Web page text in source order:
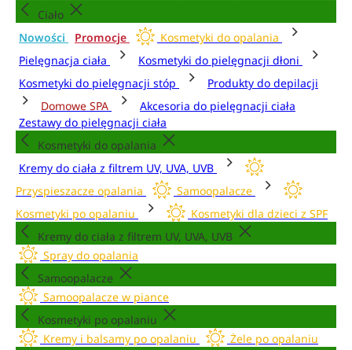
Ciało
Nowości
Promocje
Kosmetyki do opalania
Pielęgnacja ciała
Kosmetyki do pielęgnacji dłoni
Kosmetyki do pielęgnacji stóp
Produkty do depilacji
Domowe SPA
Akcesoria do pielęgnacji ciała
Zestawy do pielęgnacji ciała
Kosmetyki do opalania
Kremy do ciała z filtrem UV, UVA, UVB
Przyspieszacze opalania
Samoopalacze
Kosmetyki po opalaniu
Kosmetyki dla dzieci z SPF
Kremy do ciała z filtrem UV, UVA, UVB
Spray do opalania
Samoopalacze
Samoopalacze w piance
Kosmetyki po opalaniu
Kremy i balsamy po opalaniu
Żele po opalaniu